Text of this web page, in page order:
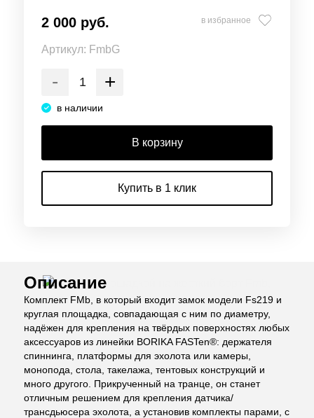
2 000 руб. в избранное
Артикул: FmbG
- +
в наличии
В корзину
Купить в 1 клик
Описание
Комплект FMb, в который входит замок модели Fs219 и
круглая площадка, совпадающая с ним по диаметру,
надёжен для крепления на твёрдых поверхностях любых
аксессуаров из линейки BORIKA FASTen®: держателя
спиннинга, платформы для эхолота или камеры,
монопода, стола, такелажа, тентовых конструкций и
много другого. Прикрученный на транце, он станет
отличным решением для крепления датчика/
трансдьюсера эхолота, а установив комплекты парами, с